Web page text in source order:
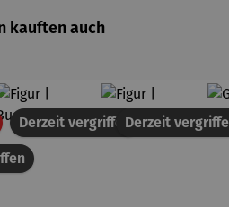
kauften auch
Derzeit vergriffenDerzeit